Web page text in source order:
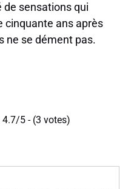
de sensations qui
cinquante ans après
ne se dément pas.
4.7/5 - (3 votes)